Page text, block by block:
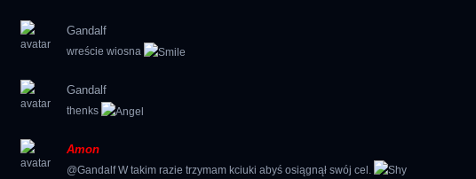
Gandalf
wreście wiosna
Gandalf
thenks
Amon
@Gandalf W takim razie trzymam kciuki abyś osiągnął swój cel.